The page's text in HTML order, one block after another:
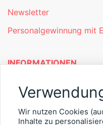
Newsletter
Personalgewinnung mit
INFORMATIONEN
Was ist EYEFOX – Ihre
Kontakt
Wir nutzen Cookies
Inhalte zu